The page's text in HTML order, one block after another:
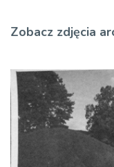
Zobacz zdjęcia